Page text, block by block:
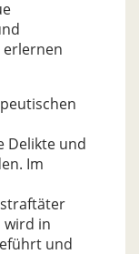
Delikte und
Im
wird in
und